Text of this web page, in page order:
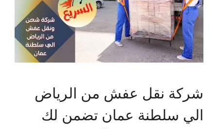
شركة نقل عفش من الرياض
الي سلطنة عمان تضمن لك